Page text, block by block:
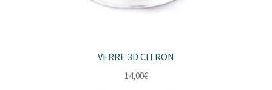
VERRE 3D CITRON
14,00€